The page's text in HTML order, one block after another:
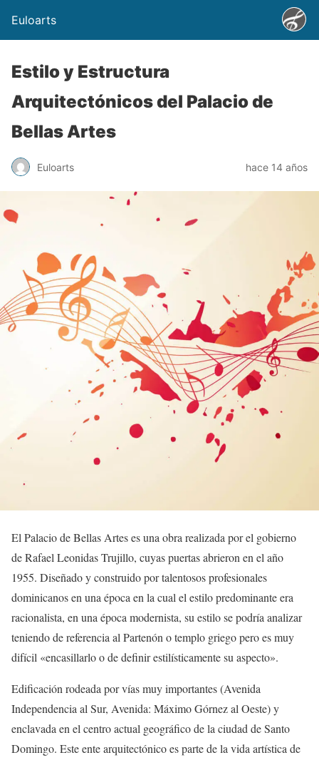
Euloarts
Estilo y Estructura
Arquitectónicos del Palacio de
Bellas Artes
Euloarts hace 14 años
El Palacio de Bellas Artes es una obra realizada por el gobierno
de Rafael Leonidas Trujillo, cuyas puertas abrieron en el año
1955. Diseñado y construido por talentosos profesionales
dominicanos en una época en la cual el estilo predominante era
racionalista, en una época modernista, su estilo se podría analizar
teniendo de referencia al Partenón o templo griego pero es muy
difícil «encasillarlo o de definir estilísticamente su aspecto».
Edificación rodeada por vías muy importantes (Avenida
Independencia al Sur, Avenida: Máximo Górnez al Oeste) y
enclavada en el centro actual geográfico de la ciudad de Santo
Domingo. Este ente arquitectónico es parte de la vida artística de